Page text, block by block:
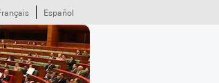
Español